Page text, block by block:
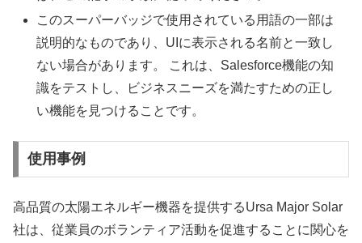
このスーパーバッジで使用されている用語の一部は
説明的なものであり、UIに表示される名前と一致し
ない場合があります。 これは、Salesforce機能の知
識をテストし、ビジネスニーズを満たすための正し
い機能を見つけることです。
使用事例
高品質の太陽エネルギー機器を提供するUrsa Major Solar
社は、従業員のボランティア活動を促進することに関心を